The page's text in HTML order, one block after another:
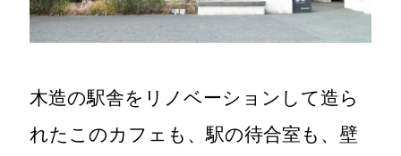
木造の駅舎をリノベーションして造ら
れたこのカフェも、駅の待合室も、壁